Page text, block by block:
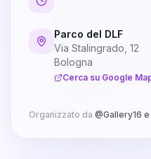
Parco del DLF
Via Stalingrado, 12
Bologna
Cerca su Google
Organizzato da @Gallery16